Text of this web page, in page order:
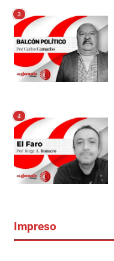
3
4
Impreso